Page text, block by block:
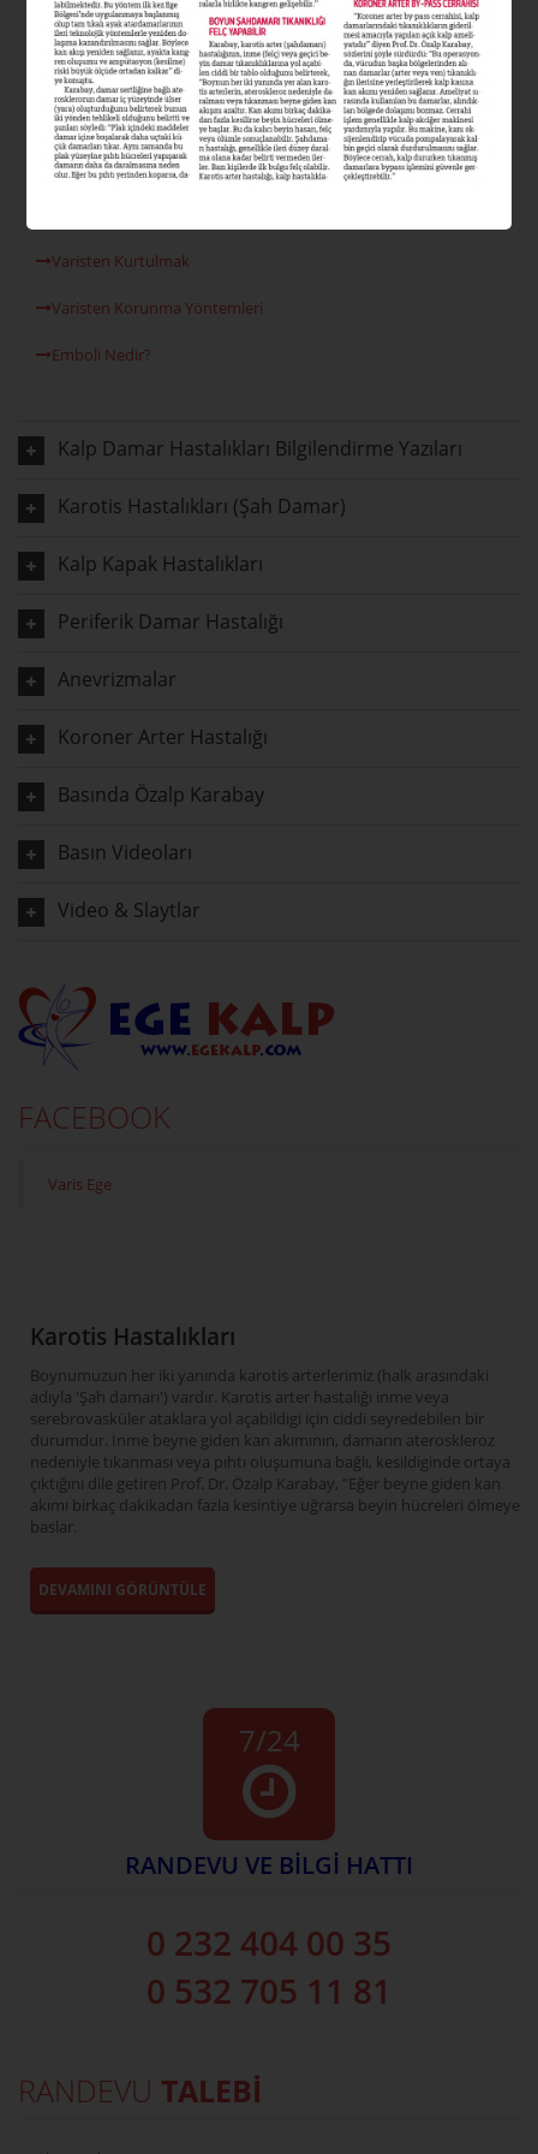
Varis Nedir?
Varis Tipleri Nelerdir?
Varis Nedenleri
Venöz Reflü
Varisten Kurtulmak
Varisten Korunma Yöntemleri
Emboli Nedir?
Kalp Damar Hastalıkları Bilgilendirme Yazıları
Karotis Hastalıkları (Şah Damar)
Kalp Kapak Hastalıkları
Periferik Damar Hastalığı
Anevrizmalar
Koroner Arter Hastalığı
Basında Özalp Karabay
Basın Videoları
Video & Slaytlar
FACEBOOK
Varis Ege
Karotis Hastalıkları
Boynumuzun her iki yanında karotis arterlerimiz (halk arasındaki
adıyla 'Şah damarı') vardır. Karotis arter hastalığı inme veya
serebrovasküler ataklara yol açabildigi için ciddi seyredebilen bir
durumdur. İnme beyne giden kan akımının, damarın ateroskleroz
nedeniyle tıkanması veya pıhtı oluşumuna bağlı, kesildiginde ortaya
çıktığını dile getiren Prof. Dr. Özalp Karabay, "Eğer beyne giden kan
akımı birkaç dakikadan fazla kesintiye uğrarsa beyin hücreleri ölmeye
baslar.
DEVAMINI GÖRÜNTÜLE
7/24
RANDEVU VE BİLGİ HATTI
0 232 404 00 35
0 532 705 11 81
RANDEVU TALEBİ